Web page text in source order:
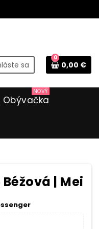
sa
0
0,00 €
NOVÝ
| Mei